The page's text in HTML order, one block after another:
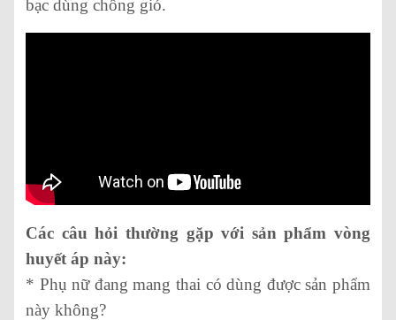
bạc dùng chống gió.
Các câu hỏi thường gặp với sản phẩm vòng
huyết áp này:
* Phụ nữ đang mang thai có dùng được sản phẩm
này không?